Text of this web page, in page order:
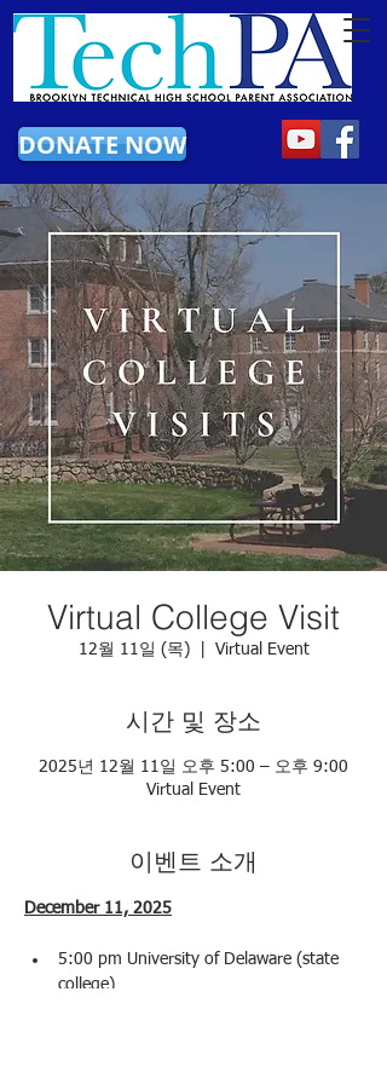
DONATE NOW
Virtual College Visit
12월 11일 (목)
  |
Virtual Event
시간 및 장소
2025년 12월 11일 오후 5:00 – 오후 9:00
Virtual Event
이벤트 소개
December 11, 2025
5:00 pm University of Delaware (state
college)